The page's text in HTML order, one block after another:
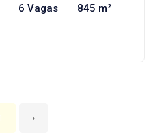
6 Vagas 845 m²
1 ›